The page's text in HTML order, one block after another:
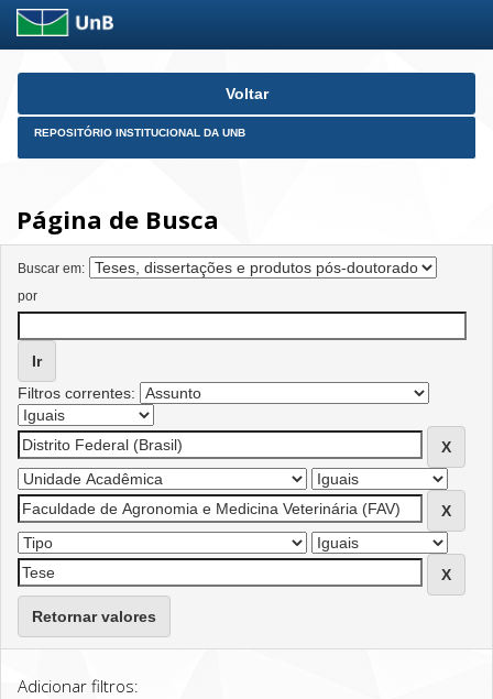
Skip
Voltar
REPOSITÓRIO INSTITUCIONAL DA UNB
Página de Busca
Buscar em:
por
Filtros correntes:
Retornar valores
Adicionar filtros: